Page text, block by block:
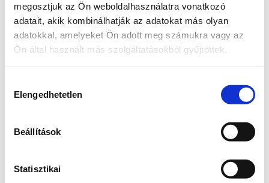
megosztjuk az Ön weboldalhasználatra vonatkozó
adatait, akik kombinálhatják az adatokat más olyan
adatokkal, amelyeket Ön adott meg számukra vagy az
Ön által használt más szolgáltatásokból gyűjtöttek.
kiválasztása
Elengedhetetlen
Beállítások
Statisztikai
loadingwww.bicapp.hu
(see the browser console for more